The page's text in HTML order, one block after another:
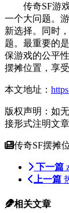
传奇SF游戏
一个大问题。
新选择。同时
题。最重要的
保游戏的公平
摆摊位置，享
本文地址：
版权声明：如
接形式注明文章
传奇SF摆摊
下一篇
上一篇
相关文章